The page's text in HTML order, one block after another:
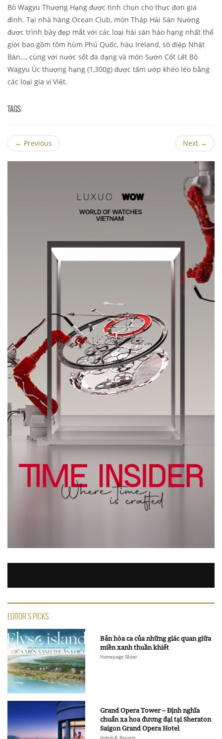
Bò Wagyu Thượng Hạng được tinh chọn cho thực đơn gia
đình. Tại nhà hàng Ocean Club, món Tháp Hải Sản Nướng
được trình bày đẹp mắt với các loại hải sản hảo hạng nhất thế
giới bao gồm tôm hùm Phú Quốc, hàu Ireland, sò điệp Nhật
Bản…, cùng với nước sốt đa dạng và món Sườn Cốt Lết Bò
Wagyu Úc thượng hạng (1,300g) được tẩm ướp khéo léo bằng
các loại gia vị Việt.
TAGS:
← Previous Next →
EDITOR'S PICKS
Bản hòa ca của những giác quan giữa
miền xanh thuần khiết
Homepage Slider
Grand Opera Tower – Định nghĩa
chuẩn xa hoa đương đại tại Sheraton
Saigon Grand Opera Hotel